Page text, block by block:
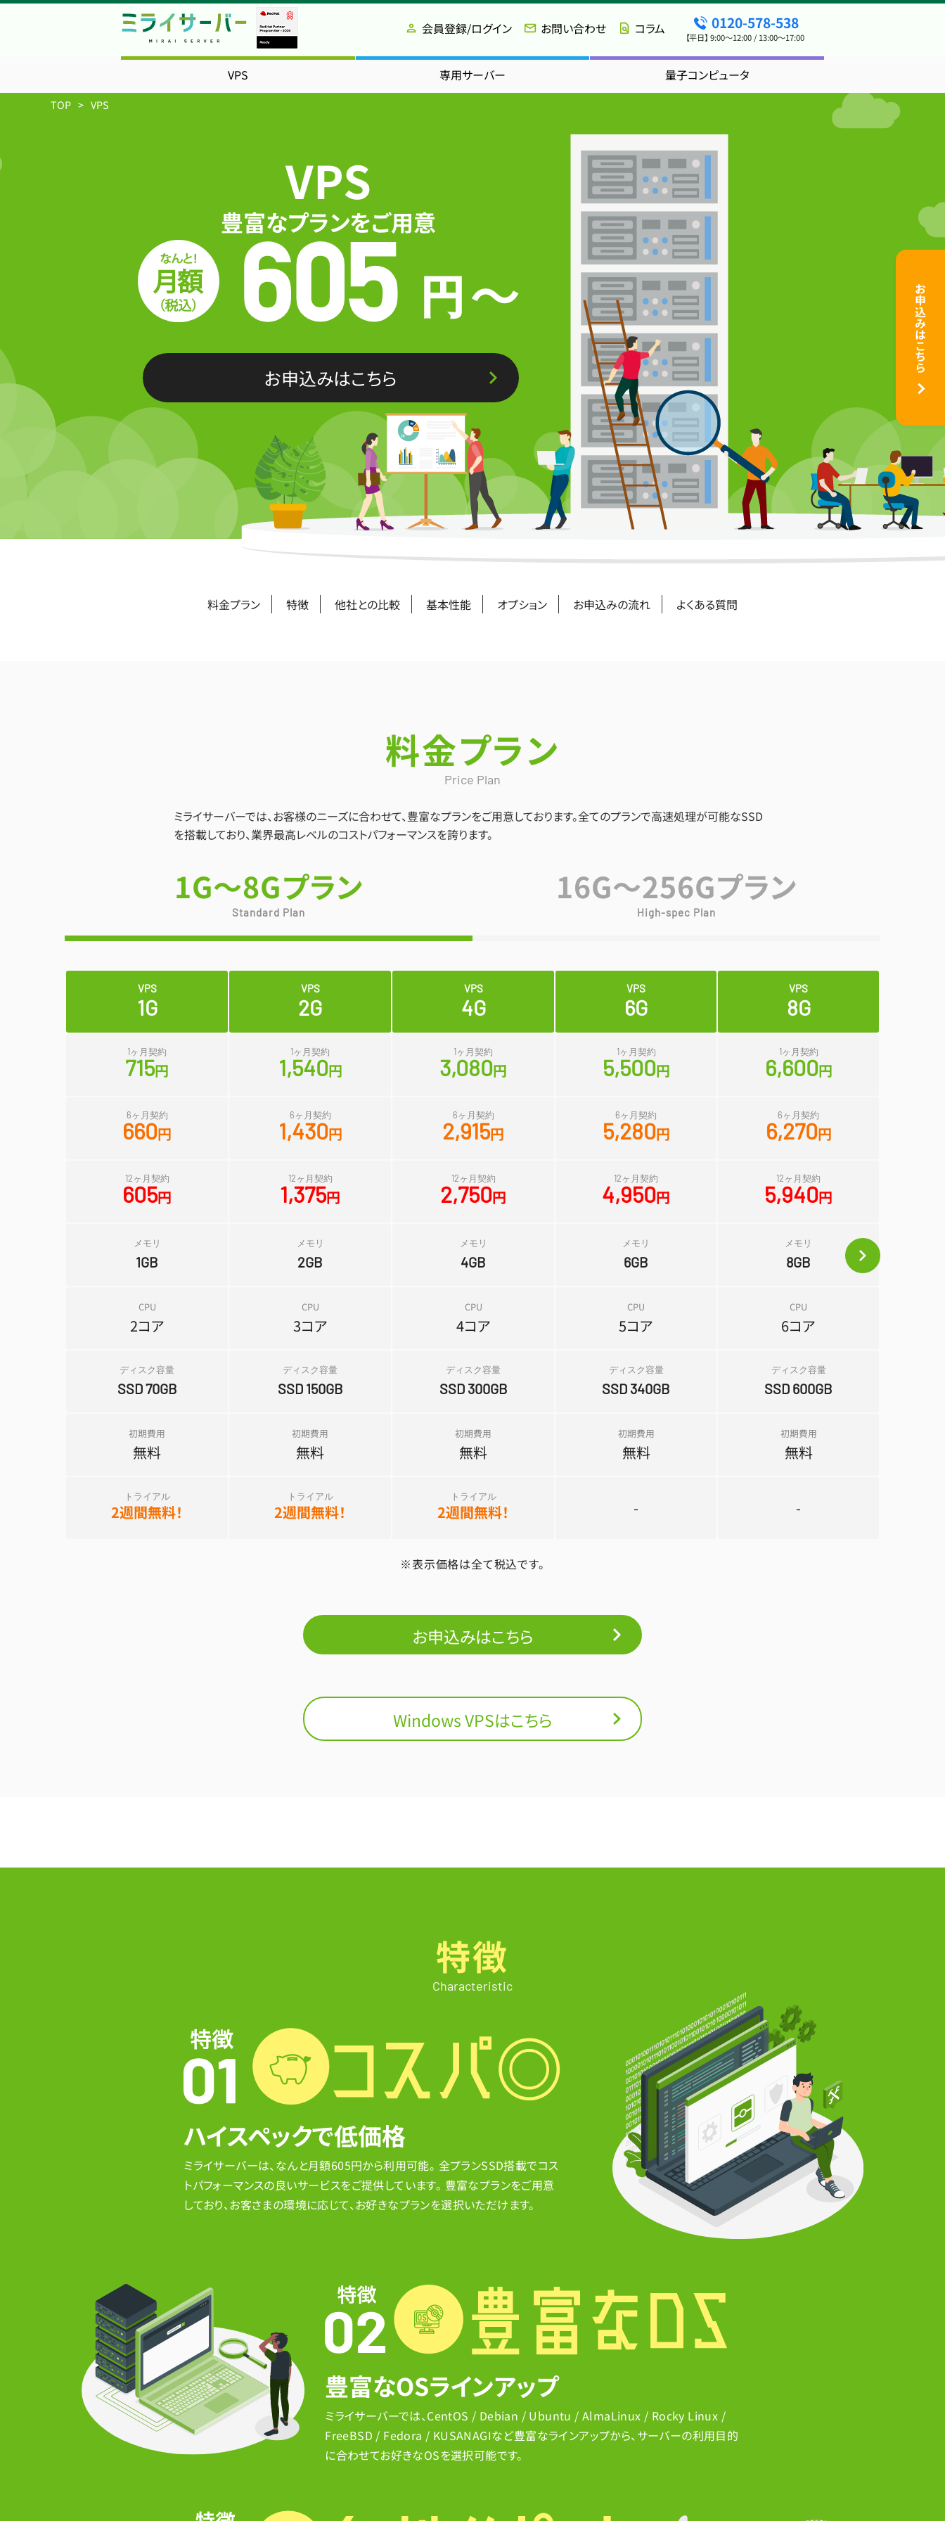
会員登録/ログイン お問い合わせ コラム 0120-578-538
【平日】 9:00～12:00 / 13:00～17:00
VPS 専用サーバー 量子コンピュータ
TOP VPS
VPS
豊富なプランをご用意
お申込みはこちら
料金プラン 特徴 他社との比較 基本性能 オプション お申込みの流れ よくある質問
お申込みはこちら
料金プラン
Price Plan
ミライサーバーでは、お客様のニーズに合わせて、豊富なプランをご用意しております。全てのプランで高速処理が可能なSSD
を搭載しており、業界最高レベルのコストパフォーマンスを誇ります。
1G～8Gプラン
Standard Plan
16G～256Gプラン
High-spec Plan
VPS
1G
VPS
2G
VPS
4G
VPS
6G
VPS
8G
1ヶ月契約
715円
1ヶ月契約
1,540円
1ヶ月契約
3,080円
1ヶ月契約
5,500円
1ヶ月契約
6,600円
6ヶ月契約
660円
6ヶ月契約
1,430円
6ヶ月契約
2,915円
6ヶ月契約
5,280円
6ヶ月契約
6,270円
12ヶ月契約
605円
12ヶ月契約
1,375円
12ヶ月契約
2,750円
12ヶ月契約
4,950円
12ヶ月契約
5,940円
メモリ
1GB
メモリ
2GB
メモリ
4GB
メモリ
6GB
メモリ
8GB
CPU
2コア
CPU
3コア
CPU
4コア
CPU
5コア
CPU
6コア
ディスク容量
SSD 70GB
ディスク容量
SSD 150GB
ディスク容量
SSD 300GB
ディスク容量
SSD 340GB
ディスク容量
SSD 600GB
初期費用
無料
初期費用
無料
初期費用
無料
初期費用
無料
初期費用
無料
トライアル
2週間無料！
トライアル
2週間無料！
トライアル
2週間無料！ - -
※表示価格は全て税込です。
お申込みはこちら
Windows VPSはこちら
特徴
Characteristic
ハイスペックで低価格
ミライサーバーは、なんと月額605円から利用可能。 全プランSSD搭載でコス
トパフォーマンスの良いサービスをご提供しています。 豊富なプランをご用意
しており、お客さまの環境に応じて、お好きなプランを選択いただけます。
豊富なOSラインアップ
ミライサーバーでは、CentOS / Debian / Ubuntu / AlmaLinux / Rocky Linux /
FreeBSD / Fedora / KUSANAGIなど豊富なラインアップから、サーバーの利用目的
に合わせてお好きなOSを選択可能です。